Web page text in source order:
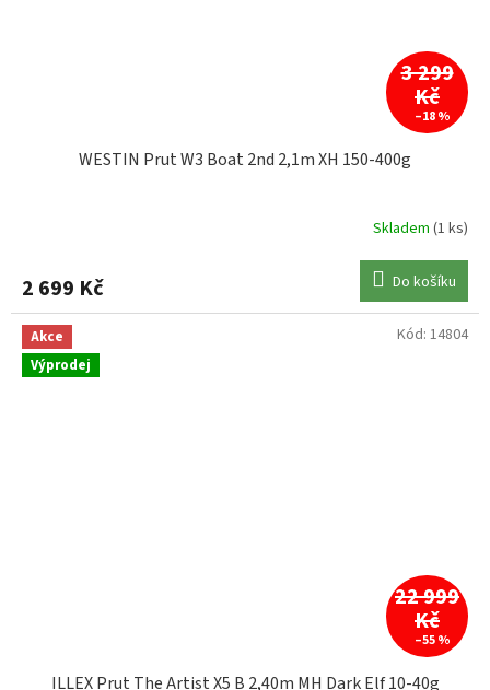
3 299
Kč
–18 %
WESTIN Prut W3 Boat 2nd 2,1m XH 150-400g
Skladem (1 ks)
2 699 Kč Do košíku
Akce
Výprodej
22 999
Kč
–55 %
ILLEX Prut The Artist X5 B 2,40m MH Dark Elf 10-40g
Kód: 14804